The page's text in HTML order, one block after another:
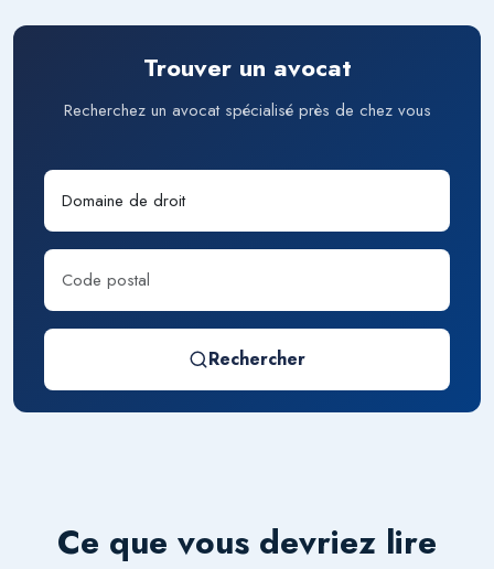
Trouver un avocat
Recherchez un avocat spécialisé près de chez vous
Rechercher
Ce que vous devriez lire